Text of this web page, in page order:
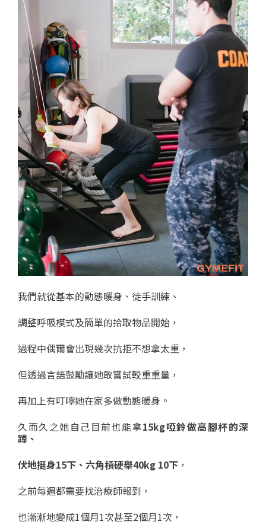
我們就從基本的動態暖身、徒手訓練、
調整呼吸模式及簡單的拾取物品開始，
過程中偶爾會出現幾次抗拒不想拿太重，
但透過言語鼓勵讓她敢嘗試較重重量，
再加上有叮嚀她在家多做動態暖身。
久而久之她自己目前也能拿15kg啞鈴做高腳杯的深
蹲、
伏地挺身15下、六角槓硬舉40kg 10下 ，
之前每週都需要找治療師報到，
也漸漸地變成1個月1次甚至2個月1次，